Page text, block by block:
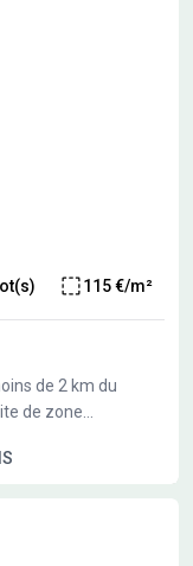
115 €/m²
de 2 km du
de zone